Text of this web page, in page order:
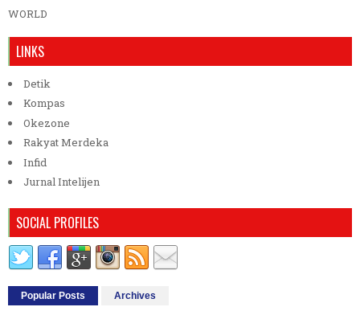
WORLD
LINKS
Detik
Kompas
Okezone
Rakyat Merdeka
Infid
Jurnal Intelijen
SOCIAL PROFILES
Popular Posts Archives